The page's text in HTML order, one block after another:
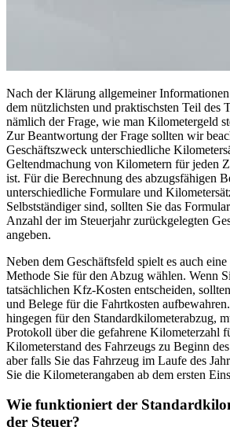
Nach der Klärung allgemeiner
dem nützlichsten und praktischsten Teil des
nämlich der Frage, wie man Kilometergeld
Zur Beantwortung der Frage sollten wir
Geschäftszweck unterschiedliche
Geltendmachung von Kilometern für jeden
ist. Für die Berechnung des abzugsfähigen
unterschiedliche Formulare und
Selbstständiger sind, sollten Sie das
Anzahl der im Steuerjahr zurückgelegten
angeben.
Neben dem Geschäftsfeld spielt es auch
Methode Sie für den Abzug wählen. Wenn
tatsächlichen Kfz-Kosten entscheiden,
und Belege für die Fahrtkosten
hingegen für den Standardkilometerabzug,
Protokoll über die gefahrene Kilometerzahl
Kilometerstand des Fahrzeugs zu Beginn
aber falls Sie das Fahrzeug im Laufe des
Sie die Kilometerangaben ab dem ersten
Wie funktioniert der
der Steuer?